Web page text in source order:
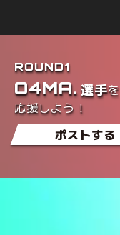
ROUND1
O4MA. 選手を
応援しよう！